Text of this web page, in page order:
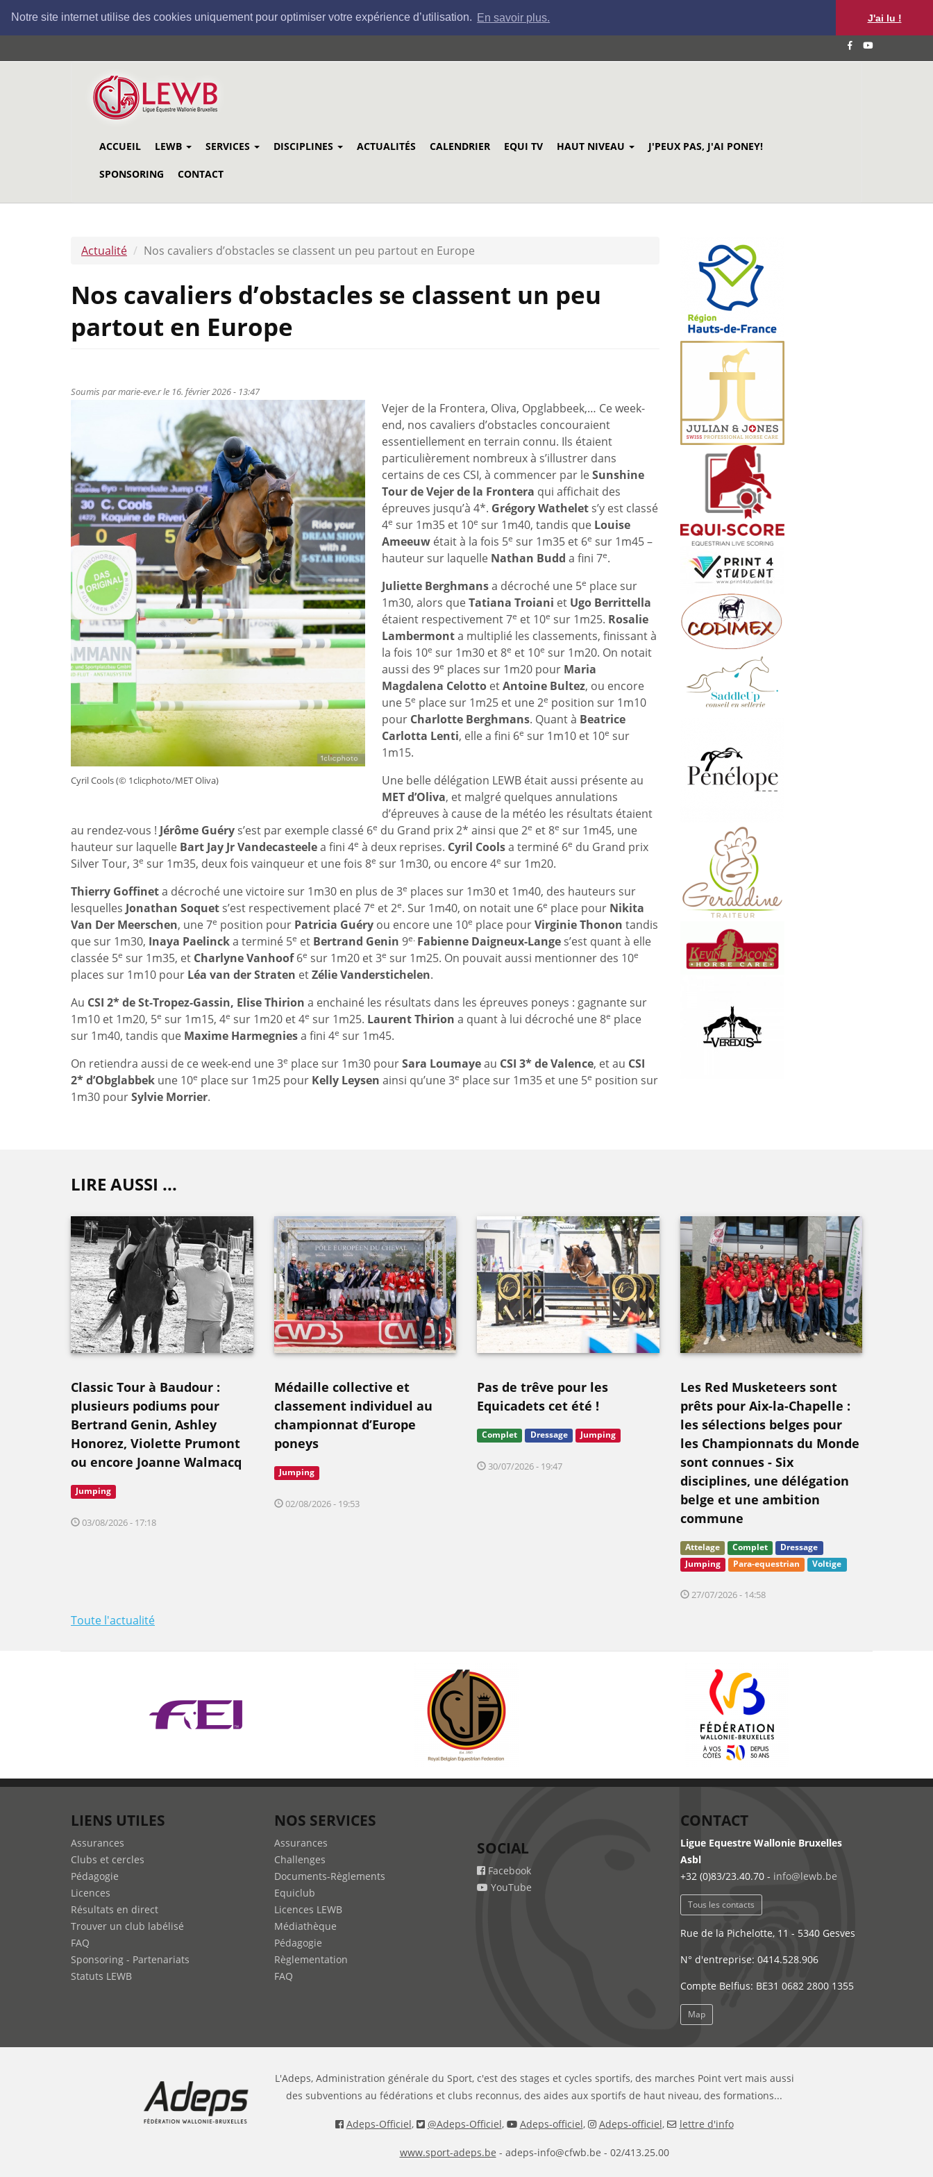
Notre site internet utilise des cookies uniquement pour optimiser votre expérience d’utilisation. En savoir plus. J'ai lu !
au
ACCUEIL LEWB SERVICES DISCIPLINES ACTUALITÉS CALENDRIER EQUI TV HAUT NIVEAU J'PEUX PAS, J'AI PONEY!
SPONSORING CONTACT
Actualité Nos cavaliers d’obstacles se classent un peu partout en Europe
Nos cavaliers d’obstacles se classent un peu
partout en Europe
Soumis parmarie-eve.rle 16. février 2026 - 13:47
Cyril Cools (© 1clicphoto/MET Oliva)
Vejer de la Frontera, Oliva, Opglabbeek,… Ce week-
end, nos cavaliers d’obstacles concouraient
essentiellement en terrain connu. Ils étaient
particulièrement nombreux à s’illustrer dans
certains de ces CSI, à commencer par leSunshine
Tour de Vejer de la Frontera qui affichait des
épreuves jusqu’à 4*. Grégory Wathelets’y est classé
4e sur 1m35 et 10e sur 1m40, tandis que Louise
Ameeuwétait à la fois 5e sur 1m35 et 6e sur 1m45 –
hauteur sur laquelle Nathan Budd a fini 7e.
Juliette Berghmansa décroché une 5e place sur
1m30, alors queTatiana Troiani et Ugo Berrittella
étaient respectivement 7e et 10e sur 1m25. Rosalie
Lambermonta multiplié les classements, finissant à
la fois 10e sur 1m30 et 8e et 10e sur 1m20. On notait
aussi des 9e places sur 1m20 pour Maria
Magdalena CelottoetAntoine Bultez, ou encore
une 5e place sur 1m25 et une 2e position sur 1m10
pour Charlotte Berghmans. Quant à Beatrice
Carlotta Lenti, elle a fini 6e sur 1m10 et 10e sur
1m15.
Une belle délégation LEWB était aussi présente au
MET d’Oliva, et malgré quelques annulations
d’épreuves à cause de la météo les résultats étaient
au rendez-vous ! Jérôme Guéry s’est par exemple classé 6e du Grand prix 2* ainsi que 2e et 8e sur 1m45, une
hauteur sur laquelle Bart Jay Jr Vandecasteelea fini 4e à deux reprises. Cyril Coolsa terminé 6e du Grand prix
Silver Tour, 3e sur 1m35, deux fois vainqueur et une fois 8e sur 1m30, ou encore 4e sur 1m20.
Thierry Goffineta décroché une victoire sur 1m30 en plus de 3e places sur 1m30 et 1m40, des hauteurs sur
lesquelles Jonathan Soquet s’est respectivement placé 7e et 2e. Sur 1m40, on notait une 6e place pour Nikita
Van Der Meerschen, une 7e position pour Patricia Guéry ou encore une 10e place pourVirginie Thonon tandis
que sur 1m30, Inaya Paelincka terminé 5e et Bertrand Genin 9e. Fabienne Daigneux-Lange s’est quant à elle
classée 5e sur 1m35, et Charlyne Vanhoof6e sur 1m20 et 3e sur 1m25. On pouvait aussi mentionner des 10e
places sur 1m10 pour Léa van der Straten etZélie Vanderstichelen.
Au CSI 2* de St-Tropez-Gassin, Elise Thirion a enchainé les résultats dans les épreuves poneys : gagnante sur
1m10 et 1m20, 5e sur 1m15, 4e sur 1m20 et 4e sur 1m25. Laurent Thirion a quant à lui décroché une 8e place
sur 1m40, tandis que Maxime Harmegniesa fini 4e sur 1m45.
On retiendra aussi de ce week-end une 3e place sur 1m30 pourSara Loumayeau CSI 3* de Valence, et au CSI
2* d’Obglabbek une 10e place sur 1m25 pour Kelly Leysen ainsi qu’une 3e place sur 1m35 et une 5e position sur
1m30 pourSylvie Morrier.
LIRE AUSSI ...
Classic Tour à Baudour :
plusieurs podiums pour
Bertrand Genin, Ashley
Honorez, Violette Prumont
ou encore Joanne Walmacq
Jumping
03/08/2026 - 17:18
Médaille collective et
classement individuel au
championnat d’Europe
poneys
Jumping
02/08/2026 - 19:53
Pas de trêve pour les
Equicadets cet été !
Complet Dressage Jumping
30/07/2026 - 19:47
Les Red Musketeers sont
prêts pour Aix-la-Chapelle :
les sélections belges pour
les Championnats du Monde
sont connues - Six
disciplines, une délégation
belge et une ambition
commune
Attelage Complet
Dressage
Jumping
Para-equestrian Voltige
27/07/2026 - 14:58
Toute l'actualité
LIENS UTILES
Assurances
Clubs et cercles
Pédagogie
Licences
Résultats en direct
Trouver un club labélisé
FAQ
Sponsoring - Partenariats
Statuts LEWB
NOS SERVICES
Assurances
Challenges
Documents-Règlements
Equiclub
Licences LEWB
Médiathèque
Pédagogie
Règlementation
FAQ
SOCIAL
Facebook
YouTube
CONTACT
Ligue Equestre Wallonie Bruxelles
Asbl
+32 (0)83/23.40.70 - info@lewb.be
Tous les contacts
Rue de la Pichelotte, 11 - 5340 Gesves
N° d'entreprise: 0414.528.906
Compte Belfius: BE31 0682 2800 1355
Map
L'Adeps, Administration générale du Sport, c'est des stages et cycles sportifs, des marches Point vert mais aussi
des subventions au fédérations et clubs reconnus, des aides aux sportifs de haut niveau, des formations...
Adeps-Officiel, @Adeps-Officiel, Adeps-officiel, Adeps-officiel, lettre d'info
www.sport-adeps.be - adeps-info@cfwb.be - 02/413.25.00